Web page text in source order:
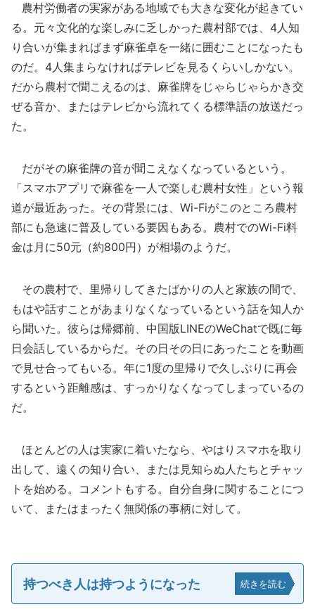
農村労働者の実家がある地域でも大きな変化が起きてい
る。元々文化的な楽しみに乏しかった農村部では、4人知
り合いが集まればまず麻雀卓を一緒に囲むことになったも
のだ。4人集まらなければテレビを見るくらいしかない。
だから農村で聞こえるのは、麻雀牌をじゃらじゃらかき交
ぜる音か、またはテレビから流れてくる標準語の放送だっ
た。
だがその麻雀牌の音が聞こえなくなっているという。
「スマホアプリで麻雀を一人で楽しむ農村女性」という報
道が最近あった。その背景には、Wi-Fiがこのところ農村
部にも急速に普及している要因もある。農村でのWi-Fi料
金は月に50元（約800円）が相場のようだ。
その農村で、里帰りしてきたばかりの人と家族の間で、
もはや話すことがあまりなくなっているという話を知人か
ら聞いた。彼らは帰郷前、中国版LINEのWeChatで既に毎
日会話しているからだ。その日その日にあったことを動画
で見せ合ってもいる。年に1度の里帰りで久しぶりに再会
するという距離感は、すっかりなくなってしまっているの
だ。
ほとんどの人は実家に着いたなら、やはりスマホを取り
出して、遠くの知り合い、または見知らぬ人たちとチャッ
トを始める。コメントもする。自分自身に関することにつ
いて、またはまったく無関係の事柄に対して。
持つべき人は持つようになった 続きを読む